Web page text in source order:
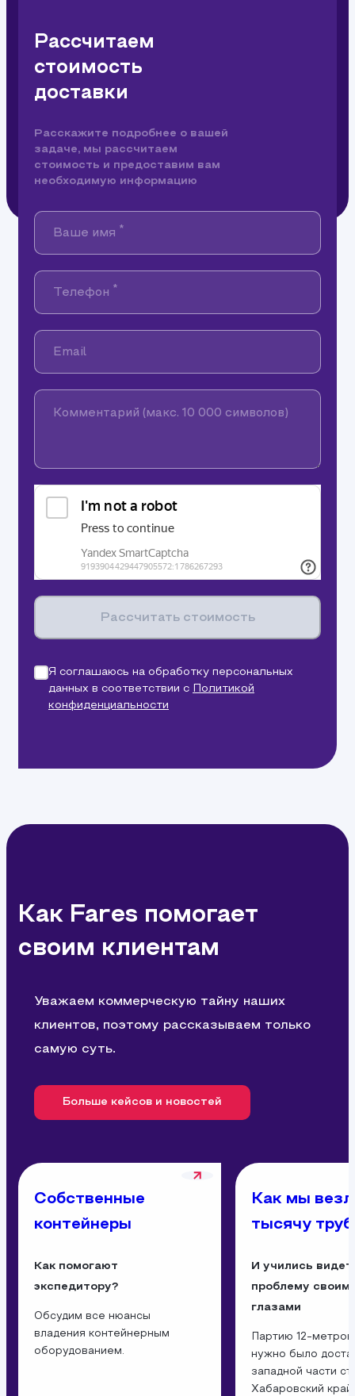
Рассчитаем
стоимость
доставки
Расскажите подробнее о вашей
задаче, мы рассчитаем
стоимость и предоставим вам
необходимую информацию
Ваше имя *
Телефон *
Email
Комментарий (макс. 10 000 символов)
Рассчитать стоимость
Я соглашаюсь на обработку персональных
данных в соответствии с
Политикой
конфиденциальности
Как Fares помогает
своим клиентам
Уважаем коммерческую тайну наших
клиентов, поэтому рассказываем только
самую суть.
Больше кейсов и новостей
Собственные
контейнеры
Как помогают
экспедитору?
Обсудим все нюансы
владения контейнерным
оборудованием.
Как мы
тысячу труб
И учились
проблему
глазами
Партию
нужно было
западной части
Хабаровский